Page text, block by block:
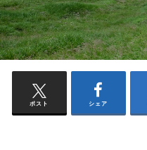
ポスト シェア